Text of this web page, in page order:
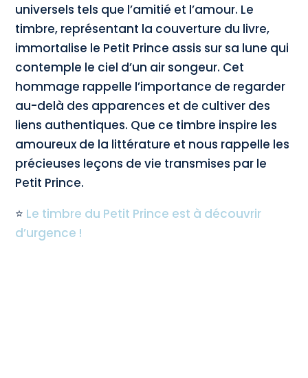
universels tels que l’amitié et l’amour. Le
timbre, représentant la couverture du livre,
immortalise le Petit Prince assis sur sa lune qui
contemple le ciel d’un air songeur. Cet
hommage rappelle l’importance de regarder
au-delà des apparences et de cultiver des
liens authentiques. Que ce timbre inspire les
amoureux de la littérature et nous rappelle les
précieuses leçons de vie transmises par le
Petit Prince.
⭐ Le timbre du Petit Prince est à découvrir
d’urgence !